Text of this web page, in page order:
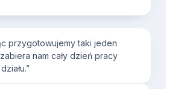
przygotowujemy taki jeden
nam cały dzień pracy